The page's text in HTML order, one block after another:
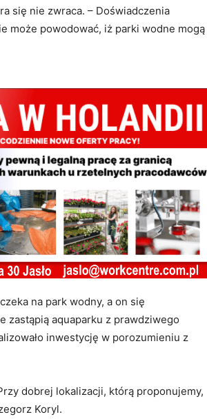
się nie zwraca. – Doświadczenia
może powodować, iż parki wodne mogą
na park wodny, a on się
zastąpią aquaparku z prawdziwego
inwestycję w porozumieniu z
dobrej lokalizacji, którą proponujemy,
Koryl.